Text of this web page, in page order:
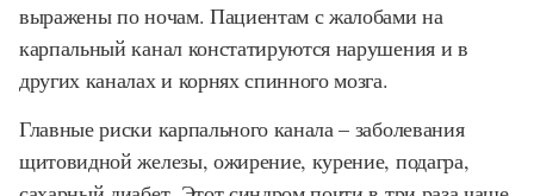
выражены по ночам. Пациентам с жалобами на
карпальный канал констатируются нарушения и в
других каналах и корнях спинного мозга.
Главные риски карпального канала – заболевания
щитовидной железы, ожирение, курение, подагра,